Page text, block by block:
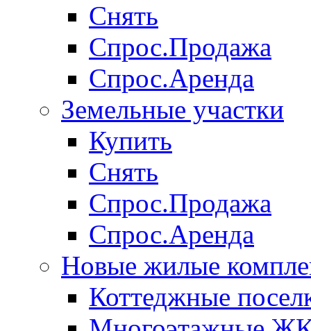
Снять
Спрос.Продажа
Спрос.Аренда
Земельные участки
Купить
Снять
Спрос.Продажа
Спрос.Аренда
Новые жилые
Коттеджные